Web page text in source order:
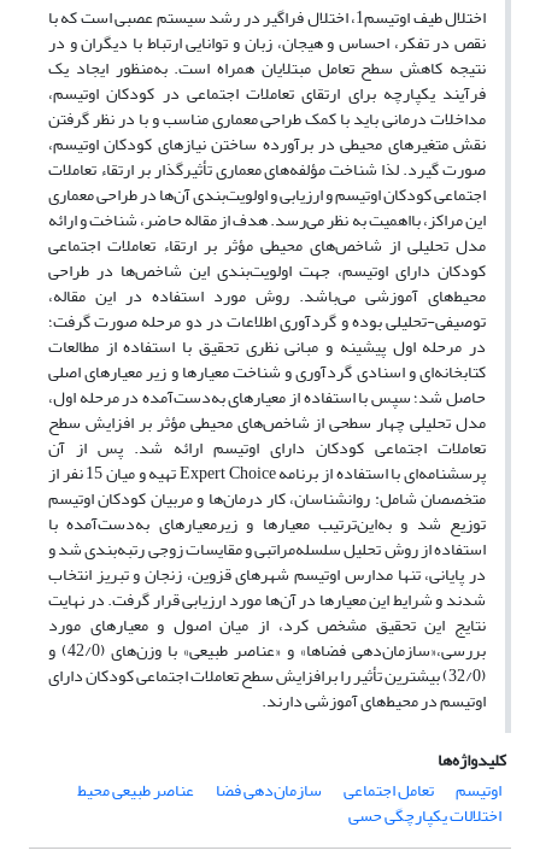
اختلال طیف اوتیسم1، اختلال فراگیر در رشد سیستم عصبی است که با
نقص در تفکر، احساس و هیجان، زبان و توانایی ارتباط با دیگران و در
نتیجه کاهش سطح تعامل مبتلایان همراه است. به‌منظور ایجاد یک
فرآیند یکپارچه برای ارتقای تعاملات اجتماعی در کودکان اوتیسم،
مداخلات درمانی باید با کمک طراحی معماری مناسب و با در نظر گرفتن
نقش متغیرهای محیطی در برآورده ساختن نیازهای کودکان اوتیسم،
صورت گیرد. لذا شناخت مؤلفه‌های معماری تأثیرگذار بر ارتقاء تعاملات
اجتماعی کودکان اوتیسم و ارزیابی و اولویت‌بندی آن‌ها در طراحی معماری
این مراکز، بااهمیت به نظر می‌رسد. هدف از مقاله حاضر، شناخت و ارائه
مدل تحلیلی از شاخص‌های محیطی مؤثر بر ارتقاء تعاملات اجتماعی
کودکان دارای اوتیسم، جهت اولویت‌بندی این شاخص‌ها در طراحی
محیط‌های آموزشی می‌باشد. روش مورد استفاده در این مقاله،
توصیفی-تحلیلی بوده و گردآوری اطلاعات در دو مرحله صورت گرفت؛
در مرحله اول پیشینه و مبانی نظری تحقیق با استفاده از مطالعات
کتابخانه‌ای و اسنادی گردآوری و شناخت معیارها و زیر معیارهای اصلی
حاصل شد؛ سپس با استفاده از معیارهای به‌دست‌آمده در مرحله اول،
مدل تحلیلی چهار سطحی از شاخص‌های محیطی مؤثر بر افزایش سطح
تعاملات اجتماعی کودکان دارای اوتیسم ارائه شد. پس ‌از آن
پرسشنامه‌ای با استفاده از برنامه Expert Choice تهیه و میان 15 نفر از
متخصصان شامل: روانشناسان، کار درمان‌ها و مربیان کودکان اوتیسم
توزیع شد و به‌این‌ترتیب معیارها و زیرمعیارهای به‌دست‌آمده با
استفاده از روش تحلیل سلسله‌مراتبی و مقایسات زوجی رتبه‌بندی شد و
در پایانی، تنها مدارس اوتیسم شهرهای قزوین، زنجان و تبریز انتخاب
شدند و شرایط این معیارها در آن‌ها مورد ارزیابی قرار گرفت. در نهایت
نتایج این تحقیق مشخص کرد، از میان اصول و معیارهای مورد
بررسی،«سازمان‌دهی فضاها» و «عناصر طبیعی» با وزن‌های (42/0) و
(32/0) بیشترین تأثیر را برافزایش سطح تعاملات اجتماعی کودکان دارای
اوتیسم در محیط‌های آموزشی دارند.
کلیدواژه‌ها
اوتیسم
تعامل اجتماعی سازمان‌دهی فضا عناصر طبیعی محیط
اختلالات یکپارچگی حسی